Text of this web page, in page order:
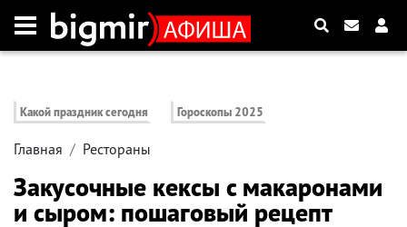
Какой праздник сегодня Гороскопы 2025
Главная Рестораны
Закусочные кексы с макаронами
и сыром: пошаговый рецепт